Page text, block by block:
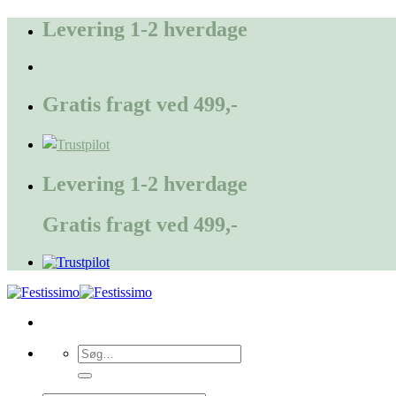
FortsætLevering 1-2 hverdage
Gratis fragt ved 499,-
Levering 1-2 hverdage
Gratis fragt ved 499,-
Søg
efter: